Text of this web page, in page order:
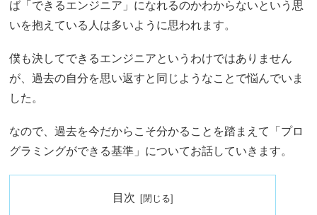
ば「できるエンジニア」になれるのかわからないという思
いを抱えている人は多いように思われます。
僕も決してできるエンジニアというわけではありません
が、過去の自分を思い返すと同じようなことで悩んでいま
した。
なので、過去を今だからこそ分かることを踏まえて「プロ
グラミングができる基準」についてお話していきます。
目次